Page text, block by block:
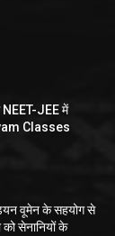
NEET-JEE में
Classes
वूमेन के सहयोग से
सेनानियों के